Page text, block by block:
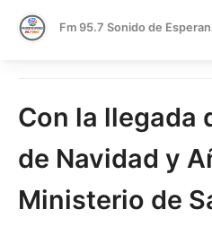
Fm 95.7 Sonido de
Con la llegada
de Navidad y
Ministerio de